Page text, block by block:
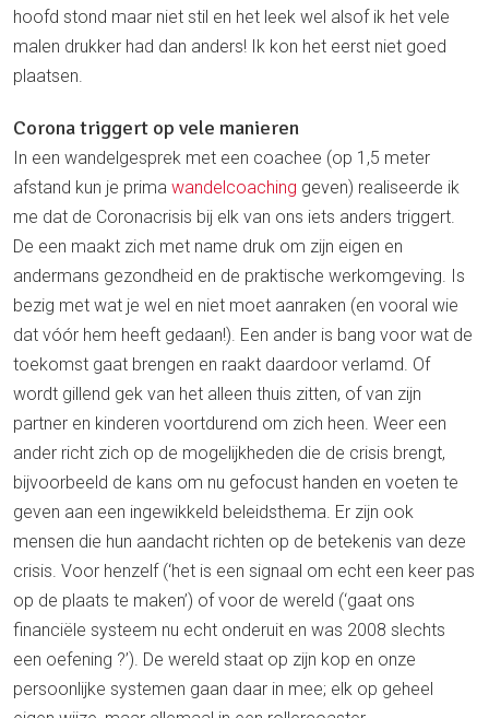
hoofd stond maar niet stil en het leek wel alsof ik het vele
malen drukker had dan anders! Ik kon het eerst niet goed
plaatsen.
Corona triggert op vele manieren
In een wandelgesprek met een coachee (op 1,5 meter
afstand kun je prima wandelcoaching geven) realiseerde ik
me dat de Coronacrisis bij elk van ons iets anders triggert.
De een maakt zich met name druk om zijn eigen en
andermans gezondheid en de praktische werkomgeving. Is
bezig met wat je wel en niet moet aanraken (en vooral wie
dat vóór hem heeft gedaan!). Een ander is bang voor wat de
toekomst gaat brengen en raakt daardoor verlamd. Of
wordt gillend gek van het alleen thuis zitten, of van zijn
partner en kinderen voortdurend om zich heen. Weer een
ander richt zich op de mogelijkheden die de crisis brengt,
bijvoorbeeld de kans om nu gefocust handen en voeten te
geven aan een ingewikkeld beleidsthema. Er zijn ook
mensen die hun aandacht richten op de betekenis van deze
crisis. Voor henzelf (‘het is een signaal om echt een keer pas
op de plaats te maken’) of voor de wereld (‘gaat ons
financiële systeem nu echt onderuit en was 2008 slechts
een oefening ?’). De wereld staat op zijn kop en onze
persoonlijke systemen gaan daar in mee; elk op geheel